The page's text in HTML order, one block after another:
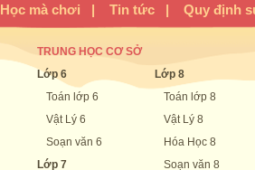
Học mà chơi | Tin tức | Quy định
TRUNG HỌC CƠ SỞ
Lớp 6
Toán lớp 6
Vật Lý 6
Soạn văn 6
Lớp 7
Lớp 8
Toán lớp 8
Vật Lý 8
Hóa Học 8
Soạn văn 8